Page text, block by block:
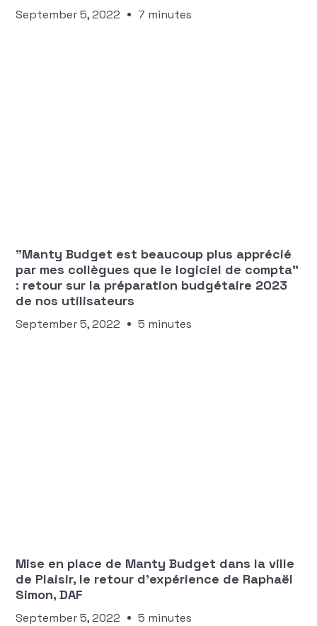
September 5, 2022 7 minutes
"Manty Budget est beaucoup plus apprécié
par mes collègues que le logiciel de compta”
: retour sur la préparation budgétaire 2023
de nos utilisateurs
September 5, 2022 5 minutes
Mise en place de Manty Budget dans la ville
de Plaisir, le retour d'expérience de Raphaël
Simon, DAF
September 5, 2022 5 minutes